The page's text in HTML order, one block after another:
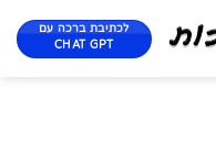
לכתיבת ברכה עם
CHAT GPT